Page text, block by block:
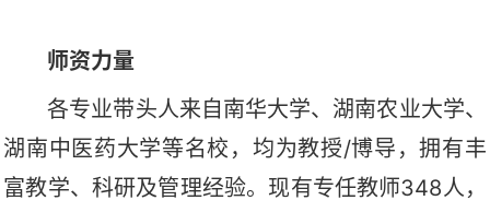
师资力量
各专业带头人来自南华大学、湖南农业大学、
湖南中医药大学等名校，均为教授/博导，拥有丰
富教学、科研及管理经验。现有专任教师348人，